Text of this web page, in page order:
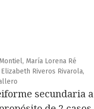
María Lorena Ré
Riveros Rivarola,
secundaria a